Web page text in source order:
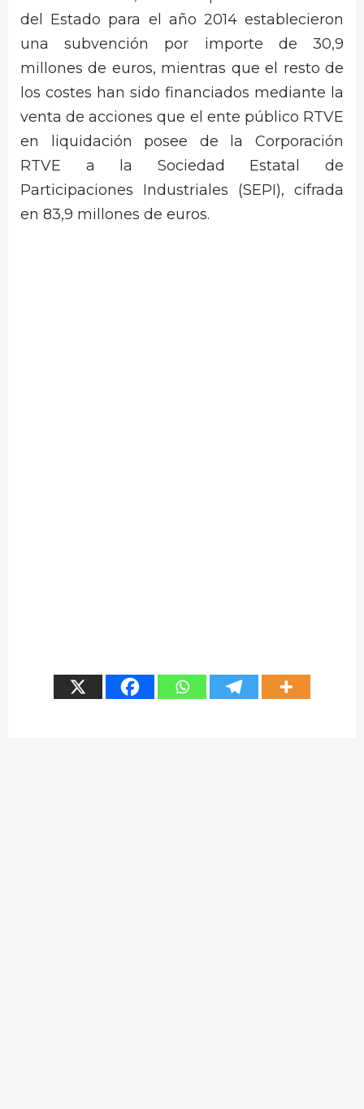
del Estado para el año 2014 establecieron
una subvención por importe de 30,9
millones de euros, mientras que el resto de
los costes han sido financiados mediante la
venta de acciones que el ente público RTVE
en liquidación posee de la Corporación
RTVE a la Sociedad Estatal de
Participaciones Industriales (SEPI), cifrada
en 83,9 millones de euros.